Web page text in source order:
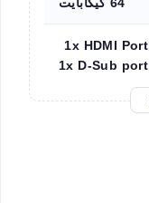
1x HDMI Port
1x D-Sub port